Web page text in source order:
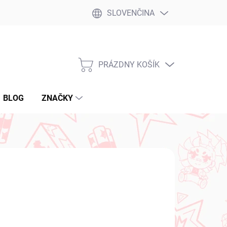
SLOVENČINA
NÁKUPNÝ
PRÁZDNY KOŠÍK
BLOG ZNAČKY